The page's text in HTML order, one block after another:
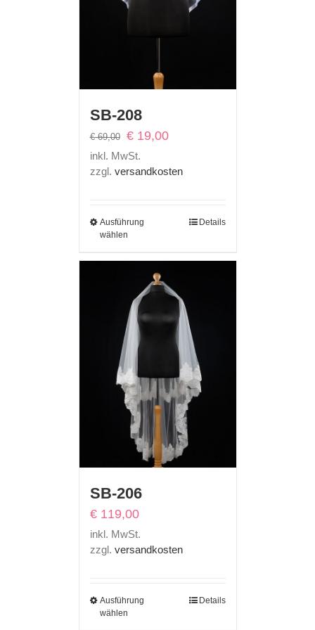
SB-208
€69,00
Ursprünglicher
€19,00Aktueller
inkl. MwSt.
zzgl. versandkosten
Ausführung
wählen
Details
SB-206
€119,00
inkl. MwSt.
zzgl. versandkosten
Ausführung
wählen
Details